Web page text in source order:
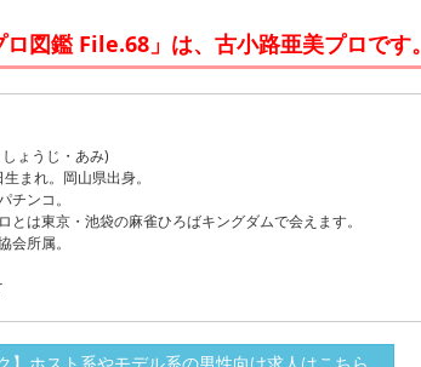
ロ図鑑 File.68」は、古小路亜美プロです。
ょうじ・あみ)
まれ。岡山県出身。
チンコ。
とは東京・池袋の麻雀ひろばキングダムで会えます。
会所属。